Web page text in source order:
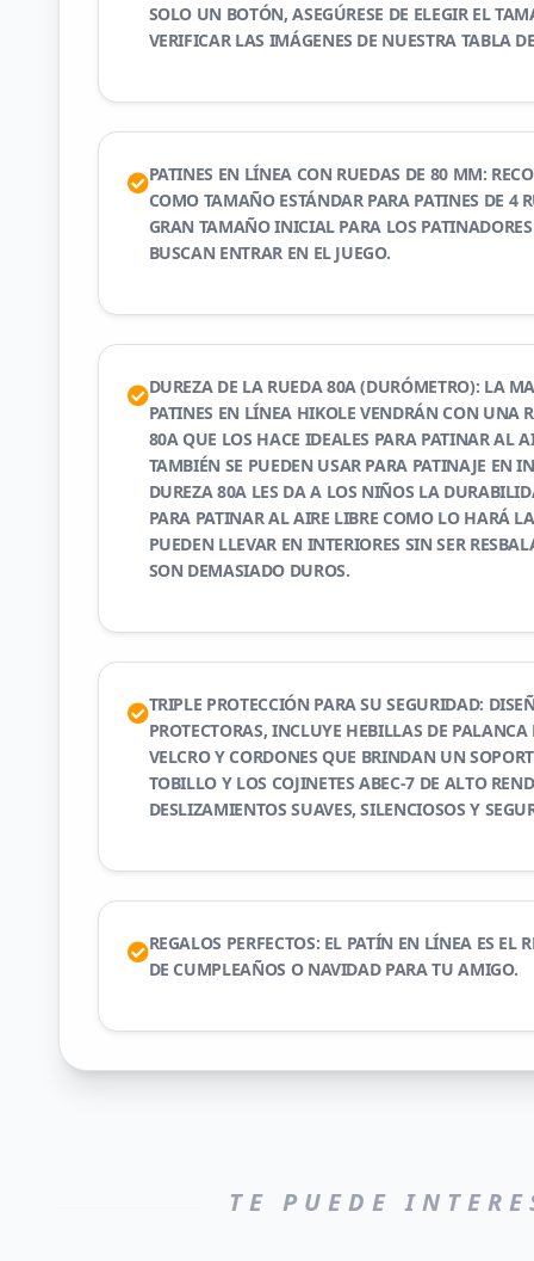
SOLO UN BOTÓN, ASEGÚRESE DE ELEGIR EL
VERIFICAR LAS IMÁGENES DE NUESTRA TABLA
PATINES EN LÍNEA CON RUEDAS DE 80 MM:
COMO TAMAÑO ESTÁNDAR PARA PATINES DE 4
GRAN TAMAÑO INICIAL PARA LOS
BUSCAN ENTRAR EN EL JUEGO.
DUREZA DE LA RUEDA 80A (DURÓMETRO): LA
PATINES EN LÍNEA HIKOLE VENDRÁN CON UNA
80A QUE LOS HACE IDEALES PARA PATINAR AL
TAMBIÉN SE PUEDEN USAR PARA PATINAJE EN
DUREZA 80A LES DA A LOS NIÑOS LA
PARA PATINAR AL AIRE LIBRE COMO LO HARÁ
PUEDEN LLEVAR EN INTERIORES SIN SER
SON DEMASIADO DUROS.
TRIPLE PROTECCIÓN PARA SU SEGURIDAD:
PROTECTORAS, INCLUYE HEBILLAS DE PALANCA
VELCRO Y CORDONES QUE BRINDAN UN
TOBILLO Y LOS COJINETES ABEC-7 DE ALTO
DESLIZAMIENTOS SUAVES, SILENCIOSOS Y
REGALOS PERFECTOS: EL PATÍN EN LÍNEA ES EL
DE CUMPLEAÑOS O NAVIDAD PARA TU AMIGO.
TE PUEDE